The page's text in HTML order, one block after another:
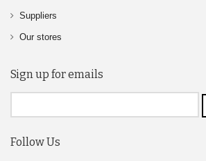
Suppliers
Our stores
Sign up for emails
Follow Us